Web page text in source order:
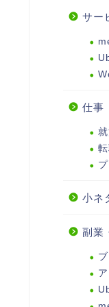
サー
仕事
小ネ
副業